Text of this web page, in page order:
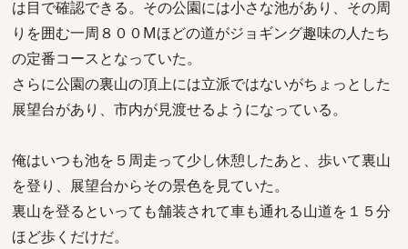
は目で確認できる。その公園には小さな池があり、その周
りを囲む一周８００Mほどの道がジョギング趣味の人たち
の定番コースとなっていた。
さらに公園の裏山の頂上には立派ではないがちょっとした
展望台があり、市内が見渡せるようになっている。
俺はいつも池を５周走って少し休憩したあと、歩いて裏山
を登り、展望台からその景色を見ていた。
裏山を登るといっても舗装されて車も通れる山道を１５分
ほど歩くだけだ。